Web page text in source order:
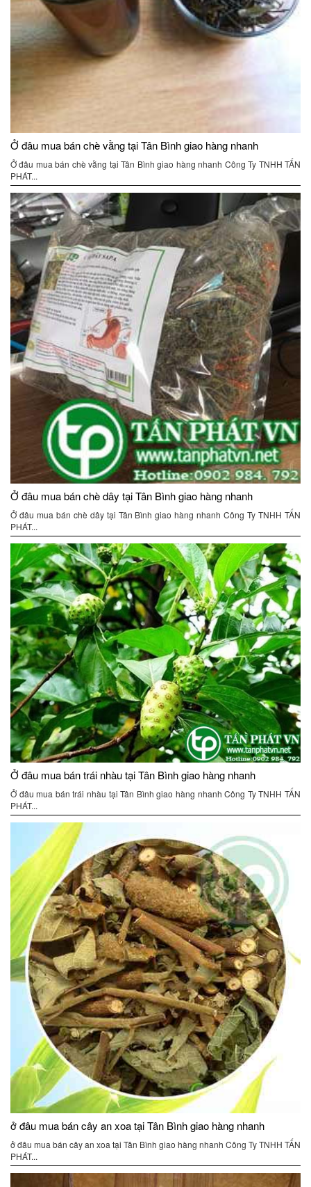
Ở đâu mua bán chè vằng tại Tân Bình giao hàng nhanh
Ở đâu mua bán chè vằng tại Tân Bình giao hàng nhanh Công Ty TNHH TẤN
PHÁT...
Ở đâu mua bán chè dây tại Tân Bình giao hàng nhanh
Ở đâu mua bán chè dây tại Tân Bình giao hàng nhanh Công Ty TNHH TẤN
PHÁT...
Ở đâu mua bán trái nhàu tại Tân Bình giao hàng nhanh
Ở đâu mua bán trái nhàu tại Tân Bình giao hàng nhanh Công Ty TNHH TẤN
PHÁT...
ở đâu mua bán cây an xoa tại Tân Bình giao hàng nhanh
ở đâu mua bán cây an xoa tại Tân Bình giao hàng nhanh Công Ty TNHH TẤN
PHÁT...